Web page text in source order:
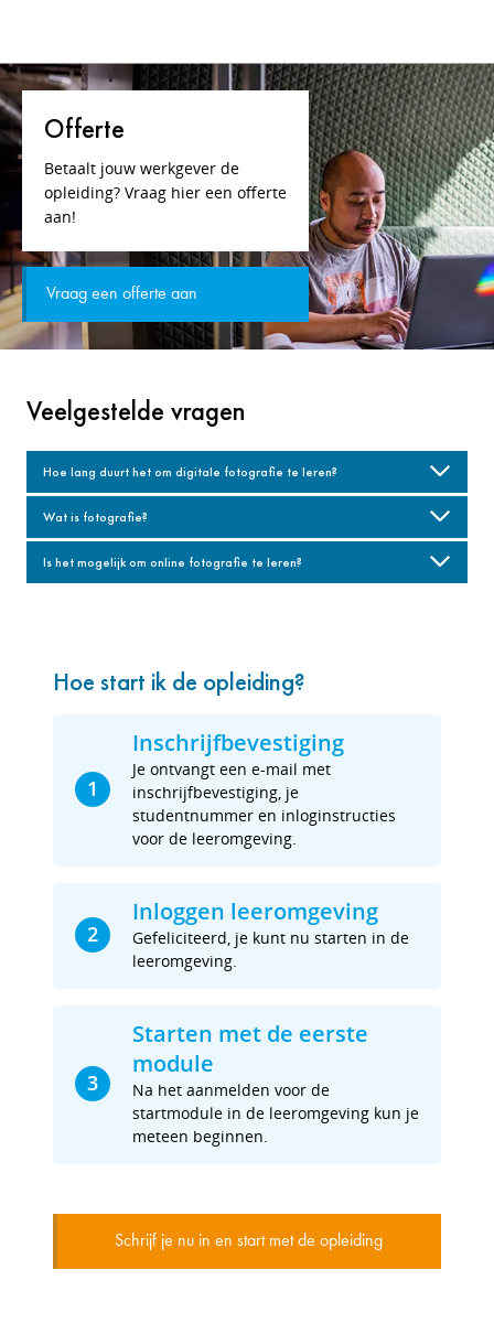
Offerte
Betaalt jouw werkgever de
opleiding? Vraag hier een offerte
aan!
Vraag een offerte aan
Veelgestelde vragen
Hoe lang duurt het om digitale fotografie te leren?
Wat is fotografie?
Is het mogelijk om online fotografie te leren?
Hoe start ik de opleiding?
1
Inschrijfbevestiging
Je ontvangt een e-mail met
inschrijfbevestiging, je
studentnummer en inloginstructies
voor de leeromgeving.
2
Inloggen leeromgeving
Gefeliciteerd, je kunt nu starten in de
leeromgeving.
3
Starten met de eerste
module
Na het aanmelden voor de
startmodule in de leeromgeving kun je
meteen beginnen.
Schrijf je nu in en start met de opleiding